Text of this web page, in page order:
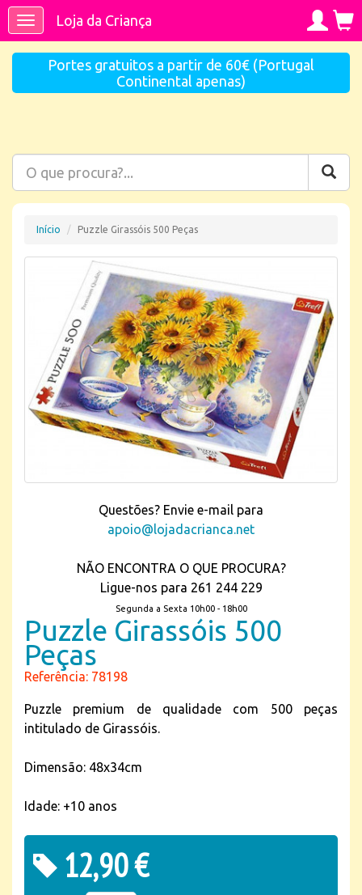
ToggleLoja da Criança
Portes gratuitos a partir de 60€ (Portugal
Continental apenas)
Início Puzzle Girassóis 500 Peças
Questões? Envie e-mail para
apoio@lojadacrianca.net
NÃO ENCONTRA O QUE PROCURA?
Ligue-nos para 261 244 229
Segunda a Sexta 10h00 - 18h00
Puzzle Girassóis 500
Peças
Referência: 78198
Puzzle premium de qualidade com 500 peças
intitulado de Girassóis.
Dimensão: 48x34cm
Idade: +10 anos
12,90 €